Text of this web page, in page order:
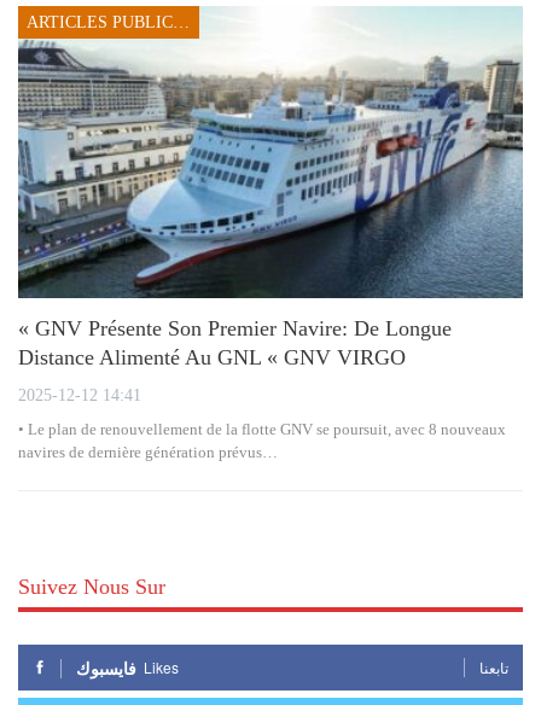
« GNV Présente Son Premier Navire: De Longue
Distance Alimenté Au GNL « GNV VIRGO
2025-12-12 14:41
• Le plan de renouvellement de la flotte GNV se poursuit, avec 8 nouveaux
navires de dernière génération prévus…
Suivez Nous Sur
فايسبوك Likes تابعنا